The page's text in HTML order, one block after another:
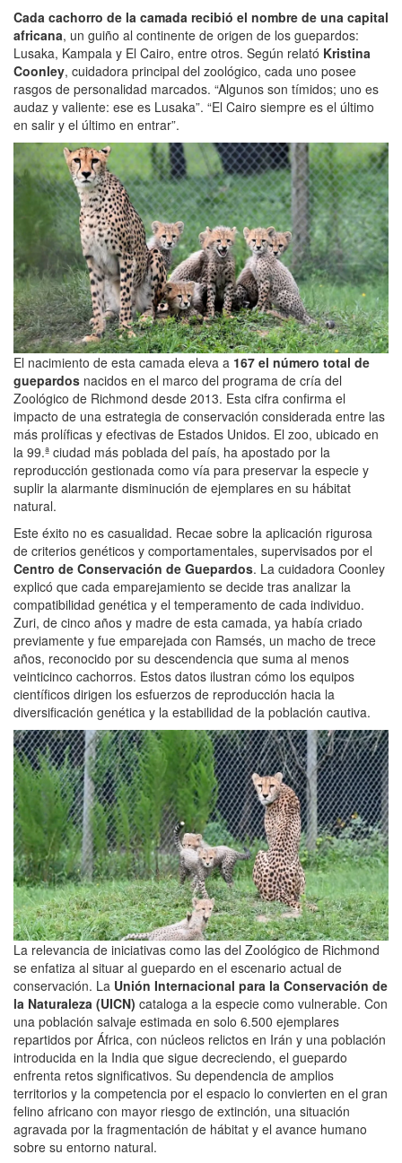
Cada cachorro de la camada recibió el nombre de una capital
africana, un guiño al continente de origen de los guepardos:
Lusaka, Kampala y El Cairo, entre otros. Según relató Kristina
Coonley, cuidadora principal del zoológico, cada uno posee
rasgos de personalidad marcados. “Algunos son tímidos; uno es
audaz y valiente: ese es Lusaka”. “El Cairo siempre es el último
en salir y el último en entrar”.
El nacimiento de esta camada eleva a 167 el número total de
guepardos nacidos en el marco del programa de cría del
Zoológico de Richmond desde 2013. Esta cifra confirma el
impacto de una estrategia de conservación considerada entre las
más prolíficas y efectivas de Estados Unidos. El zoo, ubicado en
la 99.ª ciudad más poblada del país, ha apostado por la
reproducción gestionada como vía para preservar la especie y
suplir la alarmante disminución de ejemplares en su hábitat
natural.
Este éxito no es casualidad. Recae sobre la aplicación rigurosa
de criterios genéticos y comportamentales, supervisados por el
Centro de Conservación de Guepardos. La cuidadora Coonley
explicó que cada emparejamiento se decide tras analizar la
compatibilidad genética y el temperamento de cada individuo.
Zuri, de cinco años y madre de esta camada, ya había criado
previamente y fue emparejada con Ramsés, un macho de trece
años, reconocido por su descendencia que suma al menos
veinticinco cachorros. Estos datos ilustran cómo los equipos
científicos dirigen los esfuerzos de reproducción hacia la
diversificación genética y la estabilidad de la población cautiva.
La relevancia de iniciativas como las del Zoológico de Richmond
se enfatiza al situar al guepardo en el escenario actual de
conservación. La Unión Internacional para la Conservación de
la Naturaleza (UICN) cataloga a la especie como vulnerable. Con
una población salvaje estimada en solo 6.500 ejemplares
repartidos por África, con núcleos relictos en Irán y una población
introducida en la India que sigue decreciendo, el guepardo
enfrenta retos significativos. Su dependencia de amplios
territorios y la competencia por el espacio lo convierten en el gran
felino africano con mayor riesgo de extinción, una situación
agravada por la fragmentación de hábitat y el avance humano
sobre su entorno natural.